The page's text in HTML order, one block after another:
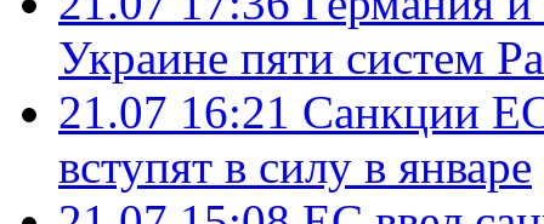
Украине пяти систем
21.07 16:21 Санкции
вступят в силу в январе